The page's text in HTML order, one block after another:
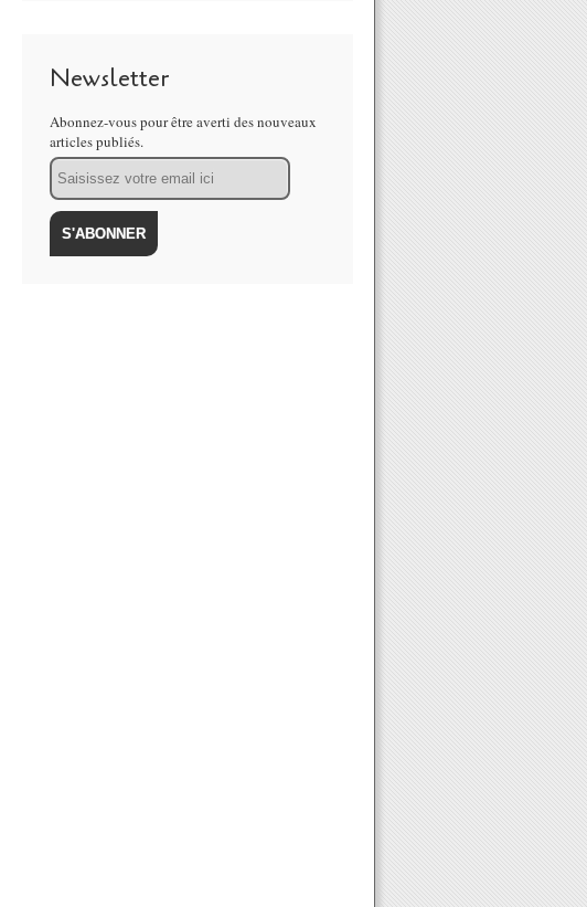
Newsletter
Abonnez-vous pour être averti des nouveaux
articles publiés.
Email